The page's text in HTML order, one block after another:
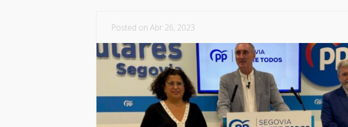
Posted on Abr 26, 2023